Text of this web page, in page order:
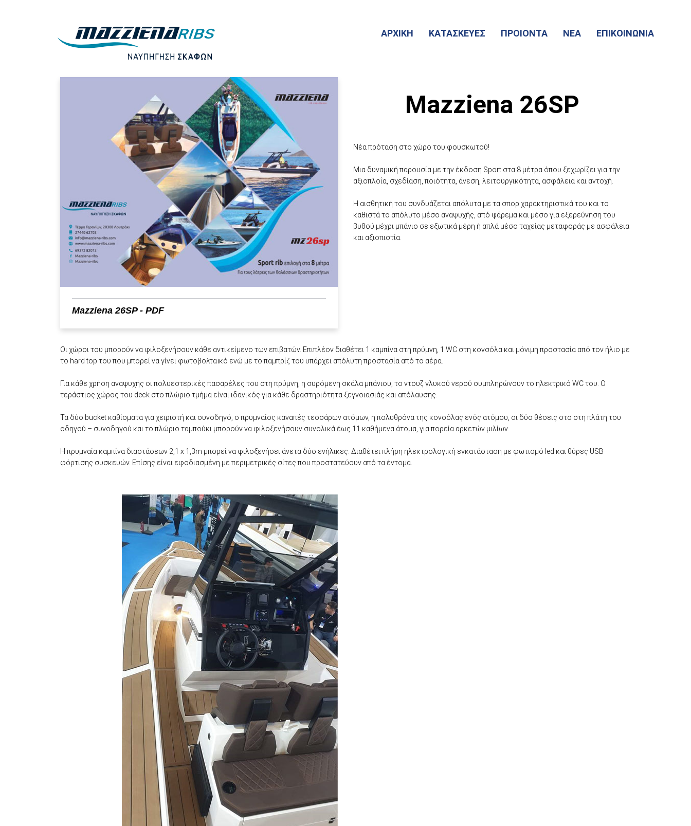
ΑΡΧΙΚΗ ΚΑΤΑΣΚΕΥΕΣ ΠΡΟΙΟΝΤΑ ΝΕΑ ΕΠΙΚΟΙΝΩΝΙΑ
Mazziena 26SP - PDF
Mazziena 26SP
Νέα πρόταση στο χώρο του φουσκωτού!
Μια δυναμική παρουσία με την έκδοση Sport στα 8 μέτρα όπου ξεχωρίζει για την
αξιοπλοΐα, σχεδίαση, ποιότητα, άνεση, λειτουργικότητα, ασφάλεια και αντοχή.
Η αισθητική του συνδυάζεται απόλυτα με τα σπορ χαρακτηριστικά του και το
καθιστά το απόλυτο μέσο αναψυχής, από ψάρεμα και μέσο για εξερεύνηση του
βυθού μέχρι μπάνιο σε εξωτικά μέρη ή απλά μέσο ταχείας μεταφοράς με ασφάλεια
και αξιοπιστία.
Οι χώροι του μπορούν να φιλοξενήσουν κάθε αντικείμενο των επιβατών. Επιπλέον διαθέτει 1 καμπίνα στη πρύμνη, 1 WC στη κονσόλα και μόνιμη προστασία από τον ήλιο με
το hard top του που μπορεί να γίνει φωτοβολταϊκό ενώ με το παμπρίζ του υπάρχει απόλυτη προστασία από το αέρα.
Για κάθε χρήση αναψυχής οι πολυεστερικές πασαρέλες του στη πρύμνη, η συρόμενη σκάλα μπάνιου, το ντουζ γλυκού νερού συμπληρώνουν το ηλεκτρικό WC του. Ο
τεράστιος χώρος του deck στο πλώριο τμήμα είναι ιδανικός για κάθε δραστηριότητα ξεγνοιασιάς και απόλαυσης.
Τα δύο bucket καθίσματα για χειριστή και συνοδηγό, ο πρυμναίος καναπές τεσσάρων ατόμων, η πολυθρόνα της κονσόλας ενός ατόμου, οι δύο θέσεις στο στη πλάτη του
οδηγού – συνοδηγού και το πλώριο ταμπούκι μπορούν να φιλοξενήσουν συνολικά έως 11 καθήμενα άτομα, για πορεία αρκετών μιλίων.
Η πρυμναία καμπίνα διαστάσεων 2,1 x 1,3m μπορεί να φιλοξενήσει άνετα δύο ενήλικες. Διαθέτει πλήρη ηλεκτρολογική εγκατάσταση με φωτισμό led και θύρες USB
φόρτισης συσκευών. Επίσης είναι εφοδιασμένη με περιμετρικές σίτες που προστατεύουν από τα έντομα.